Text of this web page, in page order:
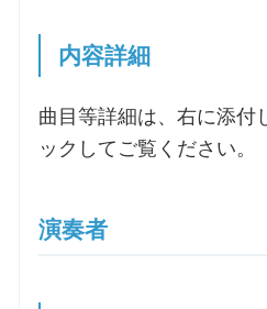
内容詳細
曲目等詳細は、右に添付
ックしてご覧ください。
演奏者